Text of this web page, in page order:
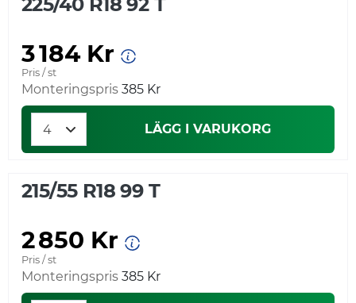
3 184 Kr
Pris / st
Monteringspris 385 Kr
LÄGG I VARUKORG
215/55 R18 99 T
2 850 Kr
Pris / st
Monteringspris 385 Kr